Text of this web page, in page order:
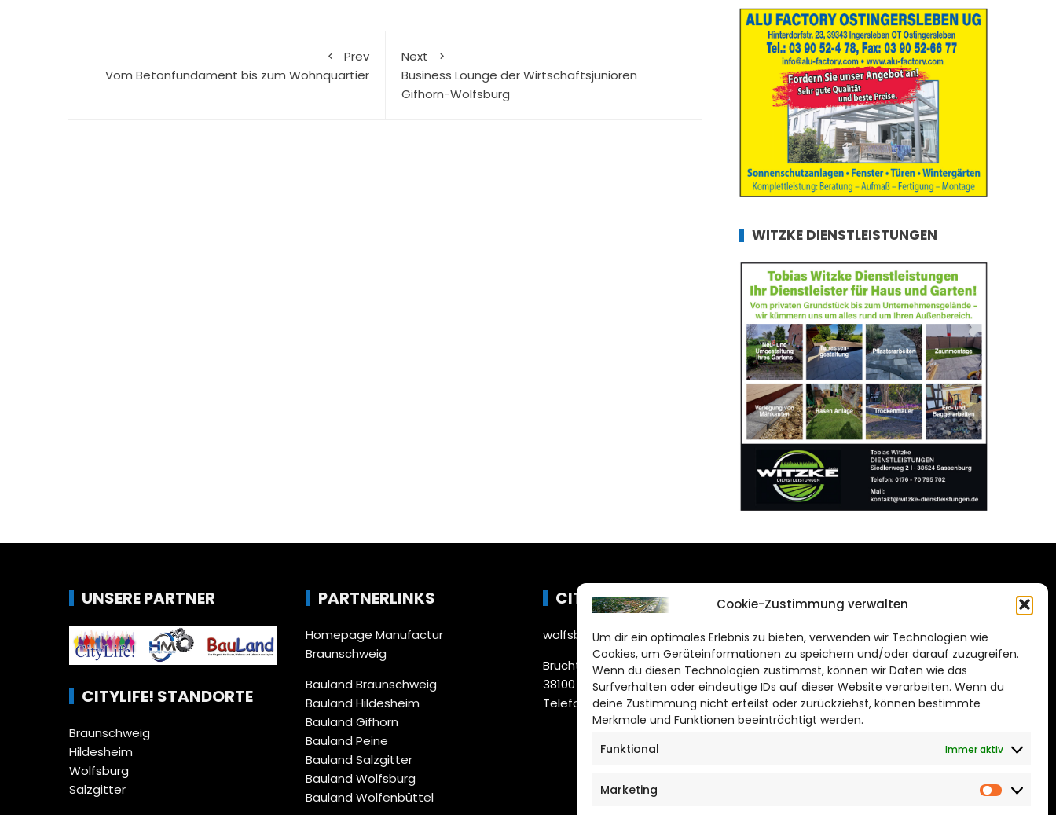
Cookie-Zustimmung verwalten
Um dir ein optimales Erlebnis zu bieten, verwenden wir Technologien wie
Cookies, um Geräteinformationen zu speichern und/oder darauf zuzugreifen.
Wenn du diesen Technologien zustimmst, können wir Daten wie das
Surfverhalten oder eindeutige IDs auf dieser Website verarbeiten. Wenn du
deine Zustimmung nicht erteilst oder zurückziehst, können bestimmte
Merkmale und Funktionen beeinträchtigt werden.
Funktional
Immer aktiv
Marketing
Prev
Vom Betonfundament bis zum Wohnquartier
Next
Business Lounge der Wirtschaftsjunioren
Gifhorn-Wolfsburg
WITZKE DIENSTLEISTUNGEN
UNSERE PARTNER
CITYLIFE! STANDORTE
Braunschweig
Hildesheim
Wolfsburg
Salzgitter
PARTNERLINKS
Homepage Manufactur
Braunschweig
Bauland Braunschweig
Bauland Hildesheim
Bauland Gifhorn
Bauland Peine
Bauland Salzgitter
Bauland Wolfsburg
Bauland Wolfenbüttel
CITYLIFE!
wolfsburg@citylifemedien.de
Bruchtorwall 12
38100 Braunschweig
Telefon: 0531 387220 – 65
DAS STADTMAGAZIN
FÜR WOLFSBURG
Impressum
Datenschutzerklärung
Cookie Richtlinie
CITYLIFE! BEI FACEBOOK